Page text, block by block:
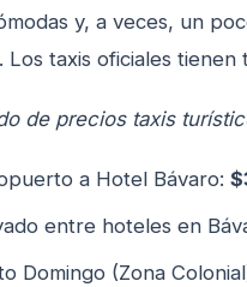
y, a veces, un
Los taxis oficiales tienen
de precios taxis
a Hotel Bávaro:
entre hoteles en
Domingo (Zona